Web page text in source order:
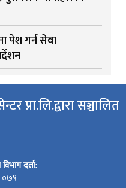
पेश गर्न सेवा
प्रा.लि.द्वारा सञ्चालित
दर्ता: